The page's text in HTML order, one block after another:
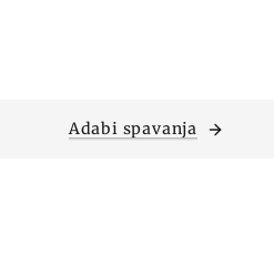
Adabi spavanja